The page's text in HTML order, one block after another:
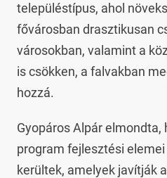
településtípus, ahol
fővárosban drasztikusan
városokban, valamint a
is csökken, a falvakban
hozzá.
Gyopáros Alpár elmondta,
program fejlesztési
kerültek, amelyek javítják